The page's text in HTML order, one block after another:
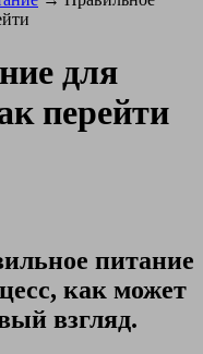
для
перейти
питание
как может
взгляд.